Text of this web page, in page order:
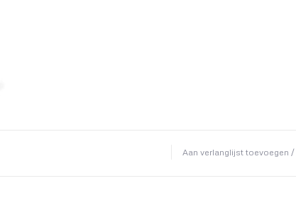
Aan verlanglijst toevoegen /